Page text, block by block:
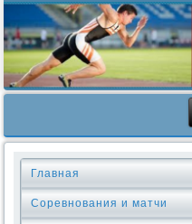
Главная
Соревнования и матчи